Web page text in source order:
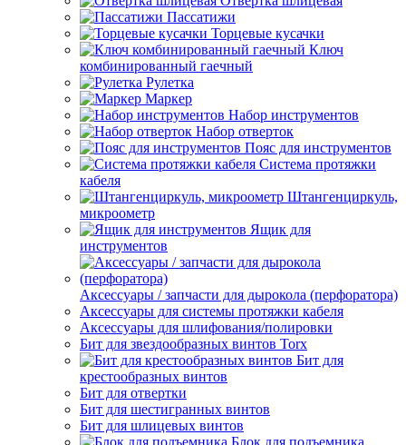
Пассатижи
Торцевые кусачки
Ключ
комбинированный гаечный
Рулетка
Маркер
Набор инструментов
Набор отверток
Пояс для инструментов
Система протяжки
кабеля
Штангенциркуль,
микроометр
Ящик для
инструментов
Аксессуары / запчасти для дырокола (перфоратора)
Аксессуары для системы протяжки кабеля
Аксессуары для шлифования/полировки
Бит для звездообразных винтов Torx
Бит для
крестообразных винтов
Бит для отвертки
Бит для шестигранных винтов
Бит для шлицевых винтов
Блок для подъемника